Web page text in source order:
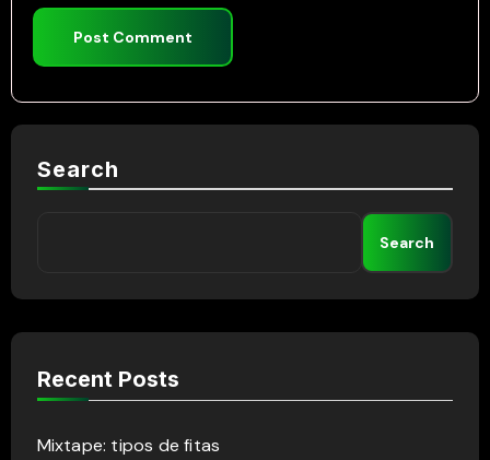
Search
Search
Recent Posts
Mixtape: tipos de fitas